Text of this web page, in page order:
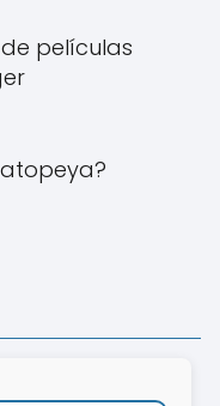
películas